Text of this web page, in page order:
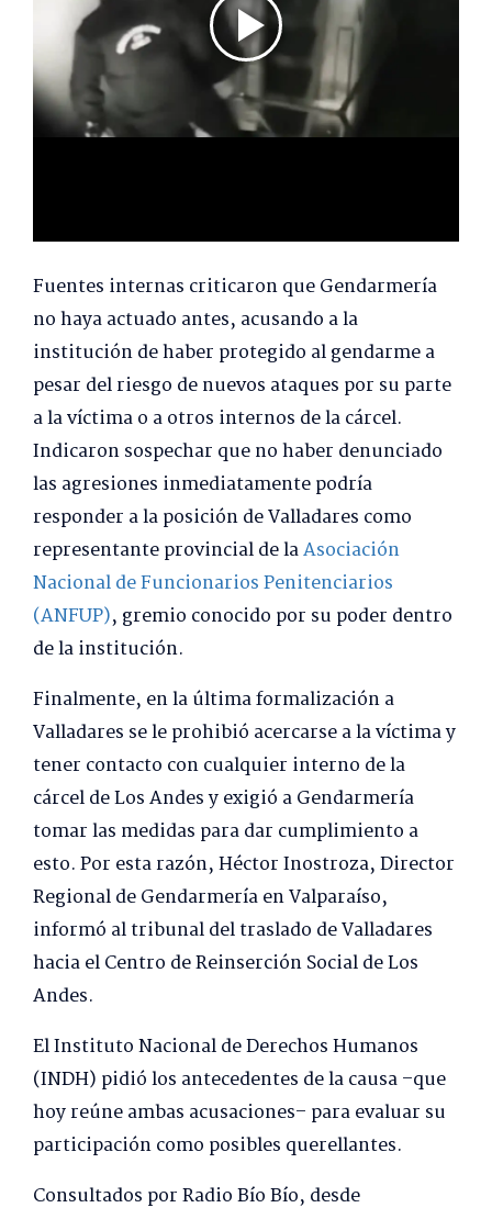
Fuentes internas criticaron que Gendarmería
no haya actuado antes, acusando a la
institución de haber protegido al gendarme a
pesar del riesgo de nuevos ataques por su parte
a la víctima o a otros internos de la cárcel.
Indicaron sospechar que no haber denunciado
las agresiones inmediatamente podría
responder a la posición de Valladares como
representante provincial de laAsociación
Nacional de Funcionarios Penitenciarios
(ANFUP), gremio conocido por su poder dentro
de la institución.
Finalmente, en la última formalización a
Valladares se le prohibió acercarse a la víctima y
tener contacto con cualquier interno de la
cárcel de Los Andes y exigió a Gendarmería
tomar las medidas para dar cumplimiento a
esto. Por esta razón, Héctor Inostroza, Director
Regional de Gendarmería en Valparaíso,
informó al tribunal del traslado de Valladares
hacia el Centro de Reinserción Social de Los
Andes.
El Instituto Nacional de Derechos Humanos
(INDH) pidió los antecedentes de la causa –que
hoy reúne ambas acusaciones– para evaluar su
participación como posibles querellantes.
Consultados por Radio Bío Bío, desde